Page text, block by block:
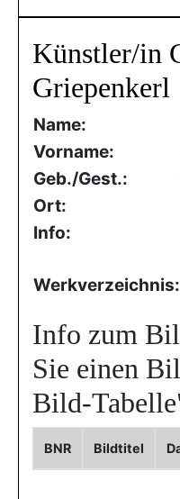
Künstler/in
Griepenkerl
Name:
Vorname:
Geb./Gest.:
Ort:
Info:
Werkverzeichnis:
Info zum
Sie einen
Bild-
BNR Bildtitel